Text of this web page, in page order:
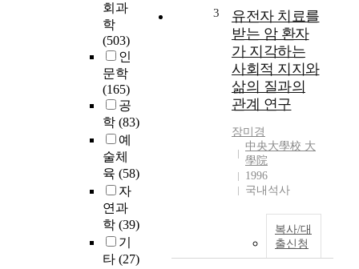
회과
학
(503)
인
문학
(165)
공
학 (83)
예
술체
육 (58)
자
연과
학 (39)
기
타 (27)
3
유전자 치료를
받는 암 환자
가 지각하는
사회적 지지와
삶의 질과의
관계 연구
장미경
中央大學校 大
學院
1996
국내석사
복사/대
출신청